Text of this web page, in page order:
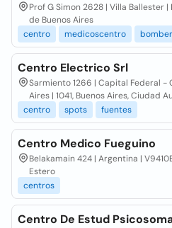
Prof G Simon 2628 | Villa Ballester
de Buenos Aires
centro
medicoscentro
Centro Electrico Srl
Sarmiento 1266 | Capital Federal -
Aires | 1041, Buenos Aires, Ciudad
centro
spots fuentes
Centro Medico Fueguino
Belakamain 424 | Argentina |
Estero
centros
Centro De Estud